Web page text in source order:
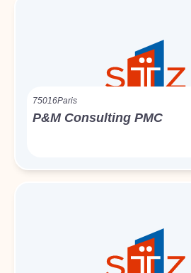
75016Paris
P&M Consulting PMC